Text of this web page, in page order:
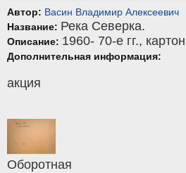
Автор: Васин Владимир Алексеевич
Название: Река Северка.
Описание: 1960- 70-е гг., картон
Дополнительная информация:
акция
Оборотная